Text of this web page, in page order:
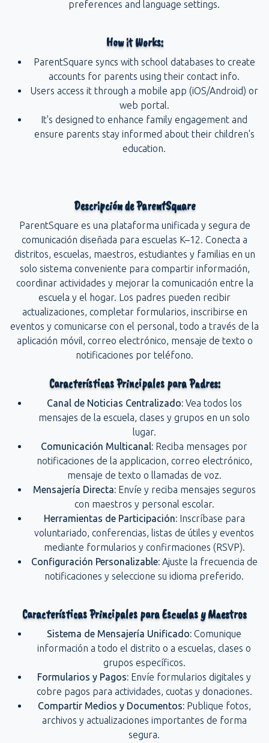
preferences and language settings.
How it Works:
ParentSquare syncs with school databases to create
accounts for parents using their contact info.
Users access it through a mobile app (iOS/Android) or
web portal.
It's designed to enhance family engagement and
ensure parents stay informed about their children's
education.
Descripción de ParentSquare
ParentSquare es una plataforma unificada y segura de
comunicación diseñada para escuelas K–12. Conecta a
distritos, escuelas, maestros, estudiantes y familias en un
solo sistema conveniente para compartir información,
coordinar actividades y mejorar la comunicación entre la
escuela y el hogar. Los padres pueden recibir
actualizaciones, completar formularios, inscribirse en
eventos y comunicarse con el personal, todo a través de la
aplicación móvil, correo electrónico, mensaje de texto o
notificaciones por teléfono.
Características Principales para Padres:
Canal de Noticias Centralizado: Vea todos los
mensajes de la escuela, clases y grupos en un solo
lugar.
Comunicación Multicanal: Reciba mensages por
notificaciones de la applicacion, correo electrónico,
mensaje de texto o llamadas de voz.
Mensajería Directa: Envíe y reciba mensajes seguros
con maestros y personal escolar.
Herramientas de Participación:Inscríbase para
voluntariado, conferencias, listas de útiles y eventos
mediante formularios y confirmaciones (RSVP).
Configuración Personalizable: Ajuste la frecuencia de
notificaciones y seleccione su idioma preferido.
Características Principales para Escuelas y Maestros
Sistema de Mensajería Unificado: Comunique
información a todo el distrito o a escuelas, clases o
grupos específicos.
Formularios y Pagos: Envíe formularios digitales y
cobre pagos para actividades, cuotas y donaciones.
Compartir Medios y Documentos:Publique fotos,
archivos y actualizaciones importantes de forma
segura.